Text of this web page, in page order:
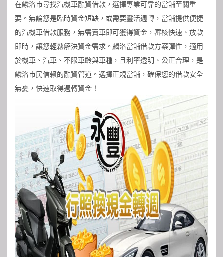
在麟洛市尋找汽機車融資借款，選擇專業可靠的當舖至關重
要。無論您是臨時資金短缺，或需要靈活週轉，當舖提供便捷
的汽機車借款服務，無需賣車即可獲得資金，審核快速、放款
即時，讓您輕鬆解決資金需求。麟洛當舖借款方案彈性，適用
於機車、汽車、不限車齡與車種，且利率透明、公正合理，是
麟洛市民信賴的融資管道。選擇正規當舖，確保您的借款安全
無憂，快速取得週轉資金！